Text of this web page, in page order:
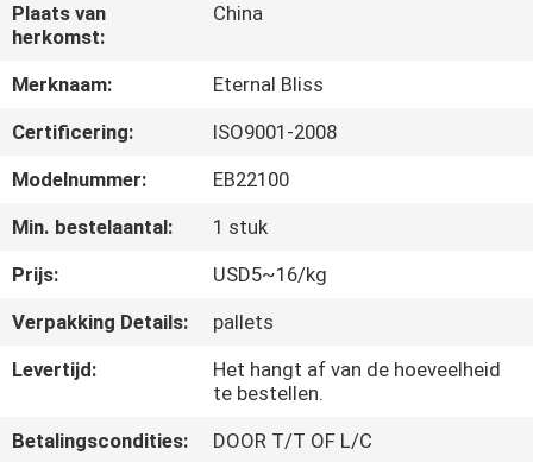
ONGEVEER
ONS
FABRIEKSREIS
KWALITEITSCONTROLE
CONTACTEER
ONS
NIEUWS
Plaats van
herkomst:
China
Merknaam:
Eternal Bliss
Certificering:
ISO9001-2008
Modelnummer:
EB22100
Min. bestelaantal:
1 stuk
Prijs:
USD5~16/kg
Verpakking Details:
pallets
Levertijd:
Het hangt af van de hoeveelheid
te bestellen.
Betalingscondities:
DOOR T/T OF L/C